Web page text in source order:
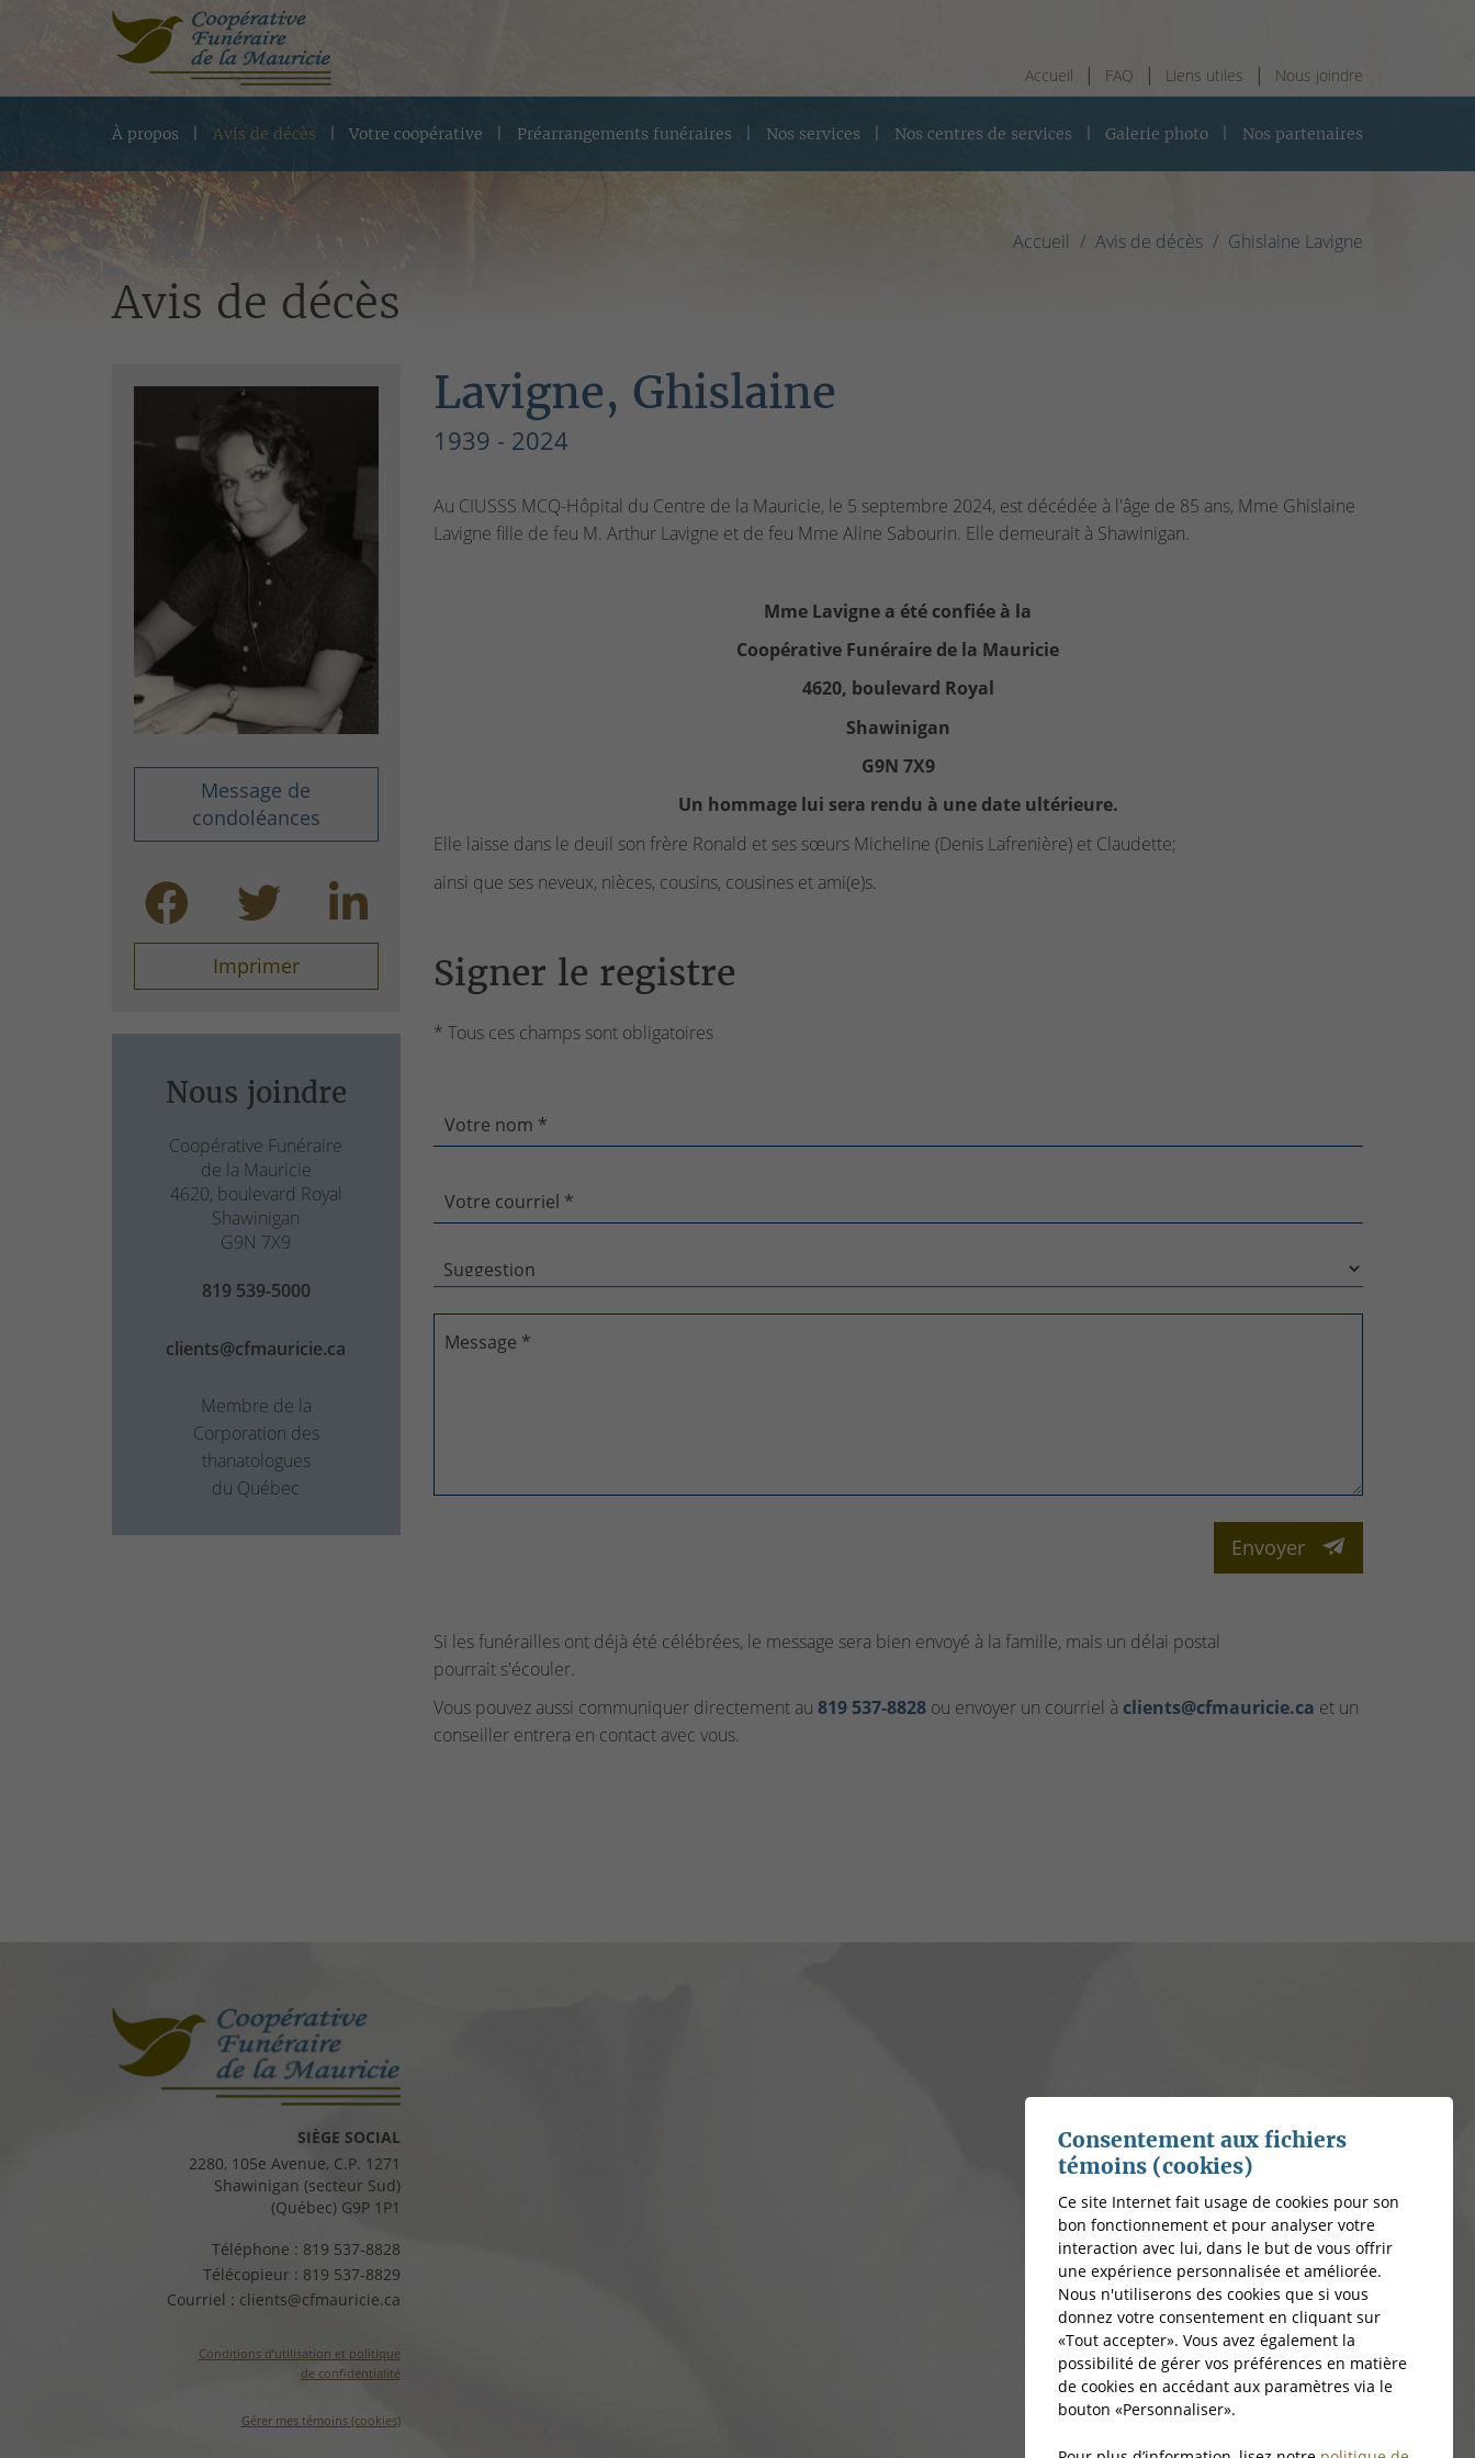
Accueil FAQ Liens utiles Nous joindre
À propos Avis de décès Votre coopérative Préarrangements funéraires Nos services Nos centres de services Galerie photo Nos partenaires
Accueil Avis de décès Ghislaine Lavigne
Avis de décès
Message de
condoléances
Imprimer
Nous joindre
Coopérative Funéraire
de la Mauricie
4620, boulevard Royal
Shawinigan
G9N 7X9
819 539-5000
clients@cfmauricie.ca
Membre de la
Corporation des
thanatologues
du Québec
Lavigne, Ghislaine
1939 - 2024
Au CIUSSS MCQ-Hôpital du Centre de la Mauricie, le 5 septembre 2024, est décédée à l'âge de 85 ans, Mme Ghislaine
Lavigne fille de feu M. Arthur Lavigne et de feu Mme Aline Sabourin. Elle demeurait à Shawinigan.
Mme Lavigne a été confiée à la
Coopérative Funéraire de la Mauricie
4620, boulevard Royal
Shawinigan
G9N 7X9
Un hommage lui sera rendu à une date ultérieure.
Elle laisse dans le deuil son frère Ronald et ses sœurs Micheline (Denis Lafrenière) et Claudette;
ainsi que ses neveux, nièces, cousins, cousines et ami(e)s.
Signer le registre
* Tous ces champs sont obligatoires
Votre nom *
Votre courriel *
Message *
Envoyer
Si les funérailles ont déjà été célébrées, le message sera bien envoyé à la famille, mais un délai postal
pourrait s'écouler.
Vous pouvez aussi communiquer directement au 819 537‑8828ou envoyer un courriel à clients@cfmauricie.ca et un
conseiller entrera en contact avec vous.
SIÈGE SOCIAL
2280, 105e Avenue, C.P. 1271
Shawinigan (secteur Sud)
(Québec) G9P 1P1
Téléphone : 819 537-8828
Télécopieur : 819 537-8829
Courriel : clients@cfmauricie.ca
Conditions d’utilisation et politique
de confidentialité
Gérer mes témoins (cookies)
Consentement aux fichiers
témoins (cookies)
Ce site Internet fait usage de cookies pour son
bon fonctionnement et pour analyser votre
interaction avec lui, dans le but de vous offrir
une expérience personnalisée et améliorée.
Nous n'utiliserons des cookies que si vous
donnez votre consentement en cliquant sur
«Tout accepter». Vous avez également la
possibilité de gérer vos préférences en matière
de cookies en accédant aux paramètres via le
bouton «Personnaliser».